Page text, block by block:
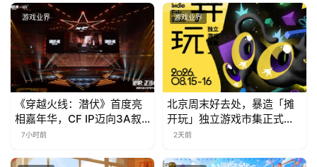
站
中
文
中
国
)
游戏业界
《穿越火线：潜伏》首度亮
相嘉年华，CF IP迈向3A叙
事新高度
7小时前
游戏业界
北京周末好去处，暴造「摊
开玩」独立游戏市集正式开
票！
2天前